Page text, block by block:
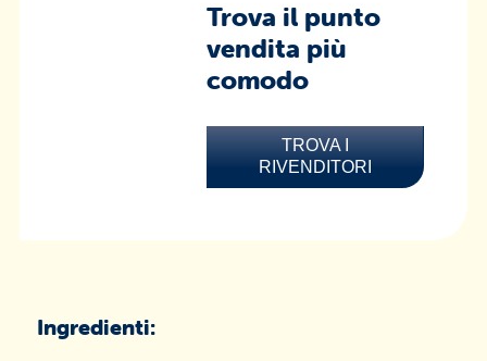
Trova il punto
vendita più
comodo
TROVA I
RIVENDITORI
Ingredienti: